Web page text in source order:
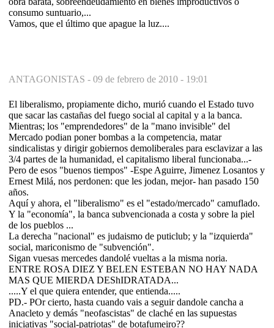
consumo suntuario,...
Vamos, que el último que apague la luz....
ANTAGONISTAS - 09 de febrero de 2010 - 19:01
El liberalismo, propiamente dicho, murió cuando el Estado tuvo
que sacar las castañas del fuego social al capital y a la banca.
Mientras; los "emprendedores" de la "mano invisible" del
Mercado podian poner bombas a la competencia, matar
sindicalistas y dirigir gobiernos demoliberales para esclavizar a las
3/4 partes de la humanidad, el capitalismo liberal funcionaba...-
Pero de esos "buenos tiempos" -Espe Aguirre, Jimenez Losantos y
Ernest Milá, nos perdonen: que les jodan, mejor- han pasado 150
años.
Aquí y ahora, el "liberalismo" es el "estado/mercado" camuflado.
Y la "economía", la banca subvencionada a costa y sobre la piel
de los pueblos ...
La derecha "nacional" es judaismo de puticlub; y la "izquierda"
social, mariconismo de "subvención".
Sigan vuesas mercedes dandolé vueltas a la misma noria.
ENTRE ROSA DIEZ Y BELEN ESTEBAN NO HAY NADA
MAS QUE MIERDA DEShIDRATADA...
.....Y el que quiera entender, que entienda.....
PD.- POr cierto, hasta cuando vais a seguir dandole cancha a
Anacleto y demás "neofascistas" de claché en las supuestas
iniciativas "social-patriotas" de botafumeiro??